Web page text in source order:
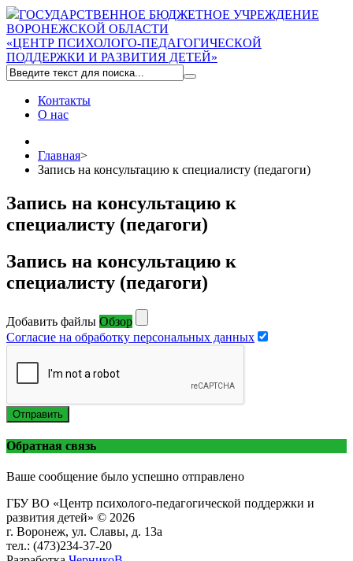
ГОСУДАРСТВЕННОЕ БЮДЖЕТНОЕ УЧРЕЖДЕНИЕ
ВОРОНЕЖСКОЙ ОБЛАСТИ
«ЦЕНТР ПСИХОЛОГО-ПЕДАГОГИЧЕСКОЙ
ПОДДЕРЖКИ И РАЗВИТИЯ ДЕТЕЙ»
Контакты
О нас
Главная>
Запись на консультацию к специалисту (педагоги)
Запись на консультацию к
специалисту (педагоги)
Запись на консультацию к
специалисту (педагоги)
Добавить файлы Обзор
Согласие на обработку персональных данных
Отправить
Обратная связь
Ваше сообщение было успешно отправлено
ГБУ ВО «Центр психолого-педагогической поддержки и
развития детей» © 2026
г. Воронеж, ул. Славы, д. 13а
тел.: (473)234-37-20